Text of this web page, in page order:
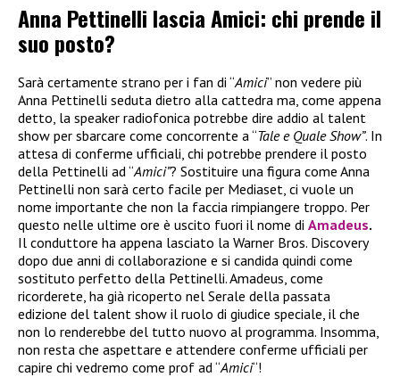
Anna Pettinelli lascia Amici: chi prende il
suo posto?
Sarà certamente strano per i fan di “Amici” non vedere più
Anna Pettinelli seduta dietro alla cattedra ma, come appena
detto, la speaker radiofonica potrebbe dire addio al talent
show per sbarcare come concorrente a “Tale e Quale Show”. In
attesa di conferme ufficiali, chi potrebbe prendere il posto
della Pettinelli ad “Amici”? Sostituire una figura come Anna
Pettinelli non sarà certo facile per Mediaset, ci vuole un
nome importante che non la faccia rimpiangere troppo. Per
questo nelle ultime ore è uscito fuori il nome di Amadeus.
Il conduttore ha appena lasciato la Warner Bros. Discovery
dopo due anni di collaborazione e si candida quindi come
sostituto perfetto della Pettinelli. Amadeus, come
ricorderete, ha già ricoperto nel Serale della passata
edizione del talent show il ruolo di giudice speciale, il che
non lo renderebbe del tutto nuovo al programma. Insomma,
non resta che aspettare e attendere conferme ufficiali per
capire chi vedremo come prof ad “Amici“!